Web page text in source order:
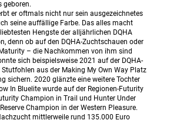
geboren.
er oftmals nicht nur sein ausgezeichnetes
seine auffällige Farbe. Das alles macht
Hengste der alljährlichen DQHA
denn ob auf den DQHA-Zuchtschauen oder
– die Nachkommen von ihm sind
sich beispielsweise 2021 auf der DQHA-
aus der Making My Own Way Platz
sichern. 2020 glänzte eine weitere Tochter
In Bluelite wurde auf der Regionen-Futurity
Champion in Trail und Hunter Under
Champion in der Western Pleasure.
mittlerweile rund 135.000 Euro